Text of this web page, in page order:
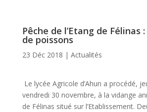
Pêche de l’Etang de Félinas
de poissons
23 Déc 2018 | Actualités
Le lycée Agricole d’Ahun a procédé,
vendredi 30 novembre, à la vidange
de Félinas situé sur l’Etablissement.